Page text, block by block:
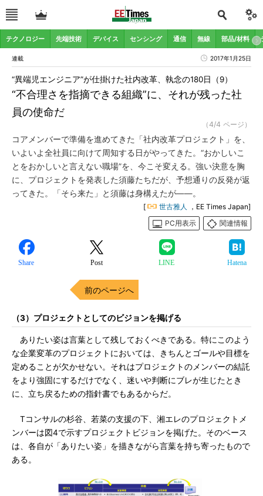
テクノロジー 先端技術 デバイス センシング 通信 無線 部品/材料
連載 2017年1月25日
“不合理さを指摘できる組織”に、それが残った社
員の使命だ
“異端児エンジニア”が仕掛けた社内改革、執念の180日（9）
（4/4 ページ）
コアメンバーで準備を進めてきた「社内改革プロジェクト」を、
いよいよ全社員に向けて周知する日がやってきた。“おかしいこ
とをおかしいと言えない職場”を、今こそ変える。強い決意を胸
に、プロジェクトを発表した須藤たちだが、予想通りの反発が返
ってきた。「そら来た」と須藤は身構えたが――。
[ 世古雅人
，EE Times Japan]
PC用表示
関連情報
Share Post LINE Hatena
前のページへ
（3）プロジェクトとしてのビジョンを掲げる
ありたい姿は言葉として残しておくべきである。特にこのよう
な企業変革のプロジェクトにおいては、きちんとゴールや目標を
定めることが欠かせない。それはプロジェクトのメンバーの結託
をより強固にするだけでなく、迷いや判断にブレが生じたとき
に、立ち戻るための指針書でもあるからだ。
Tコンサルの杉谷、若菜の支援の下、湘エレのプロジェクトメ
ンバーは図4で示すプロジェクトビジョンを掲げた。そのベース
は、各自が「ありたい姿」を描きながら言葉を持ち寄ったもので
ある。